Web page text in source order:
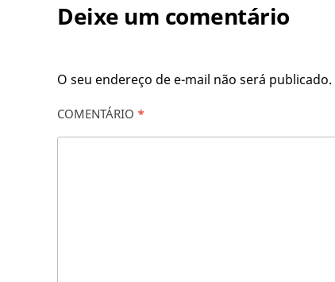
Deixe um comentário
O seu endereço de e-mail não será publicado.
COMENTÁRIO *